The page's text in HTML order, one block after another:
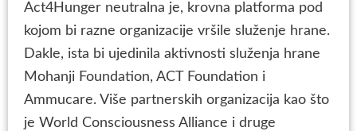
Act4Hunger neutralna je, krovna platforma pod
kojom bi razne organizacije vršile služenje hrane.
Dakle, ista bi ujedinila aktivnosti služenja hrane
Mohanji Foundation, ACT Foundation i
Ammucare. Više partnerskih organizacija kao što
je World Consciousness Alliance i druge